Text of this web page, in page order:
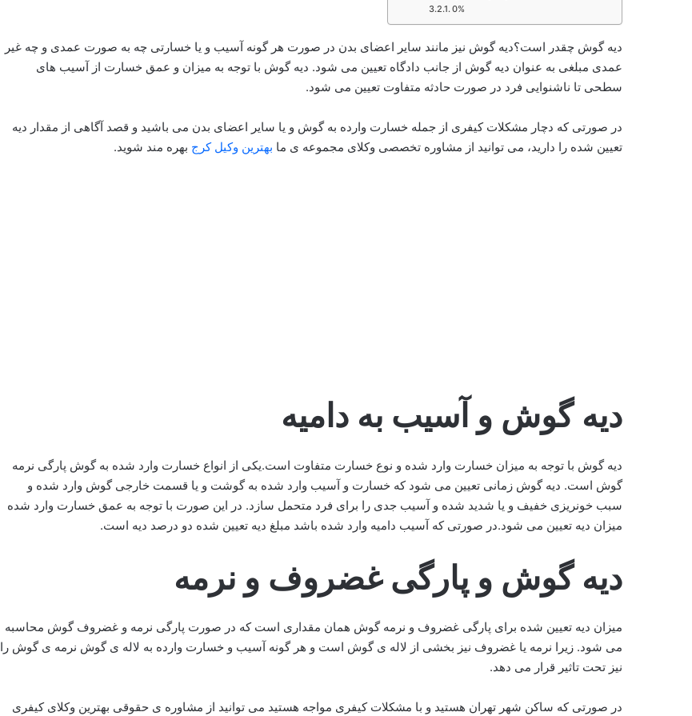
0%
دیه گوش چقدر است؟دیه گوش نیز مانند سایر اعضای بدن در صورت هر گونه آسیب و یا خسارتی چه به صورت عمدی و چه غیر
عمدی مبلغی به عنوان دیه گوش از جانب دادگاه تعیین می شود. دیه گوش با توجه به میزان و عمق خسارت از آسیب های
سطحی تا ناشنوایی فرد در صورت حادثه متفاوت تعیین می شود.
در صورتی که دچار مشکلات کیفری از جمله خسارت وارده به گوش و یا سایر اعضای بدن می باشید و قصد آگاهی از مقدار دیه
تعیین شده را دارید، می توانید از مشاوره تخصصی وکلای مجموعه ی ما بهترین وکیل کرج بهره مند شوید.
دیه گوش و آسیب به دامیه
دیه گوش با توجه به میزان خسارت وارد شده و نوع خسارت متفاوت است.یکی از انواع خسارت وارد شده به گوش پارگی نرمه
گوش است. دیه گوش زمانی تعیین می شود که خسارت و آسیب وارد شده به گوشت و یا قسمت خارجی گوش وارد شده و
سبب خونریزی خفیف و یا شدید شده و آسیب جدی را برای فرد متحمل سازد. در این صورت با توجه به عمق خسارت وارد شده
میزان دیه تعیین می شود.در صورتی که آسیب دامیه وارد شده باشد مبلغ دیه تعیین شده دو درصد دیه است.
دیه گوش و پارگی غضروف و نرمه
میزان دیه تعیین شده برای پارگی غضروف و نرمه گوش همان مقداری است که در صورت پارگی نرمه و غضروف گوش محاسبه
می شود. زیرا نرمه یا غضروف نیز بخشی از لاله ی گوش است و هر گونه آسیب و خسارت وارده به لاله ی گوش نرمه ی گوش را
نیز تحت تاثیر قرار می دهد.
در صورتی که ساکن شهر تهران هستید و با مشکلات کیفری مواجه هستید می توانید از مشاوره ی حقوقی بهترین وکلای کیفری